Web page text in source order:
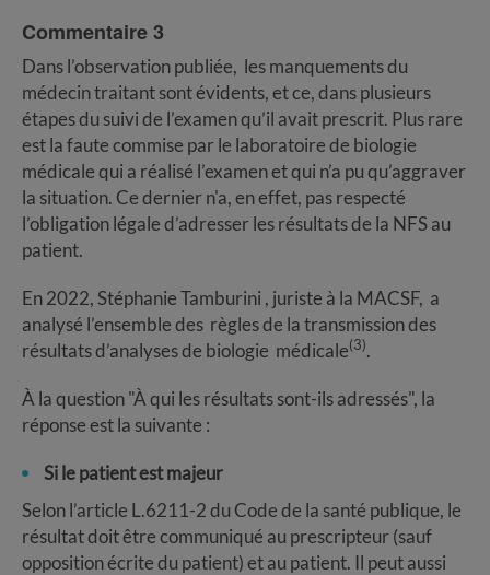
Commentaire 3
Dans l’observation publiée, les manquements du
médecin traitant sont évidents, et ce, dans plusieurs
étapes du suivi de l’examen qu’il avait prescrit. Plus rare
est la faute commise par le laboratoire de biologie
médicale qui a réalisé l’examen et qui n’a pu qu’aggraver
la situation. Ce dernier n'a, en effet, pas respecté
l’obligation légale d’adresser les résultats de la NFS au
patient.
En 2022, Stéphanie Tamburini , juriste à la MACSF, a
analysé l’ensemble des règles de la transmission des
résultats d’analyses de biologie médicale(3).
À la question "À qui les résultats sont-ils adressés", la
réponse est la suivante :
Si le patient est majeur
Selon l’article L.6211-2 du Code de la santé publique, le
résultat doit être communiqué au prescripteur (sauf
opposition écrite du patient) et au patient. Il peut aussi